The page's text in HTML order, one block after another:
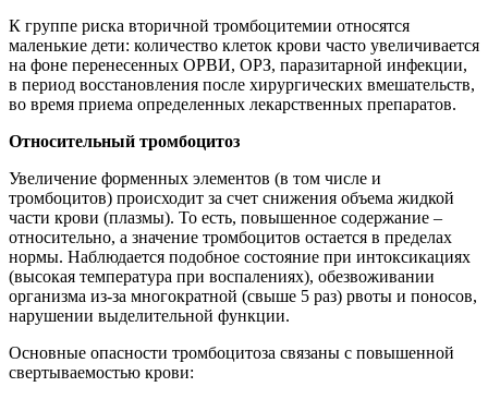
К группе риска вторичной тромбоцитемии относятся
маленькие дети: количество клеток крови часто увеличивается
на фоне перенесенных ОРВИ, ОРЗ, паразитарной инфекции,
в период восстановления после хирургических вмешательств,
во время приема определенных лекарственных препаратов.
Относительный тромбоцитоз
Увеличение форменных элементов (в том числе и
тромбоцитов) происходит за счет снижения объема жидкой
части крови (плазмы). То есть, повышенное содержание –
относительно, а значение тромбоцитов остается в пределах
нормы. Наблюдается подобное состояние при интоксикациях
(высокая температура при воспалениях), обезвоживании
организма из-за многократной (свыше 5 раз) рвоты и поносов,
нарушении выделительной функции.
Основные опасности тромбоцитоза связаны с повышенной
свертываемостью крови: